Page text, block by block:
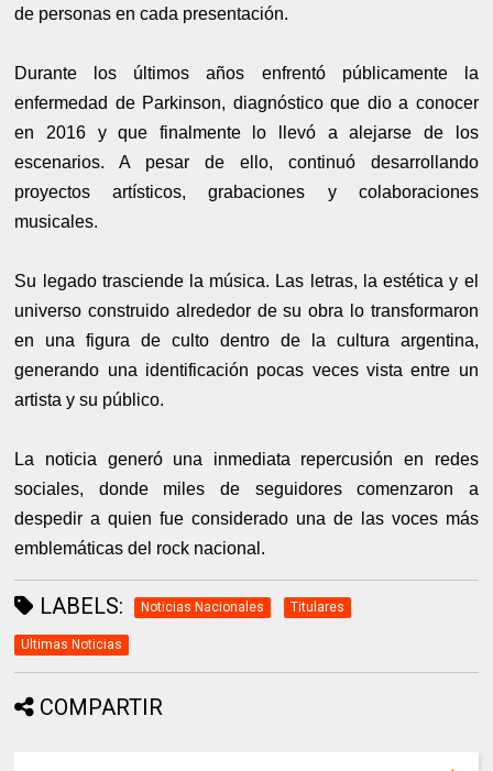
de personas en cada presentación.
Durante los últimos años enfrentó públicamente la
enfermedad de Parkinson, diagnóstico que dio a conocer
en 2016 y que finalmente lo llevó a alejarse de los
escenarios. A pesar de ello, continuó desarrollando
proyectos artísticos, grabaciones y colaboraciones
musicales.
Su legado trasciende la música. Las letras, la estética y el
universo construido alrededor de su obra lo transformaron
en una figura de culto dentro de la cultura argentina,
generando una identificación pocas veces vista entre un
artista y su público.
La noticia generó una inmediata repercusión en redes
sociales, donde miles de seguidores comenzaron a
despedir a quien fue considerado una de las voces más
emblemáticas del rock nacional.
LABELS: Noticias Nacionales Titulares
Ultimas Noticias
COMPARTIR